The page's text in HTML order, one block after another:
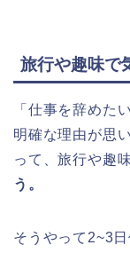
旅行や趣味で
「仕事を辞めた
明確な理由が思
って、旅行や趣
う。
そうやって2~3